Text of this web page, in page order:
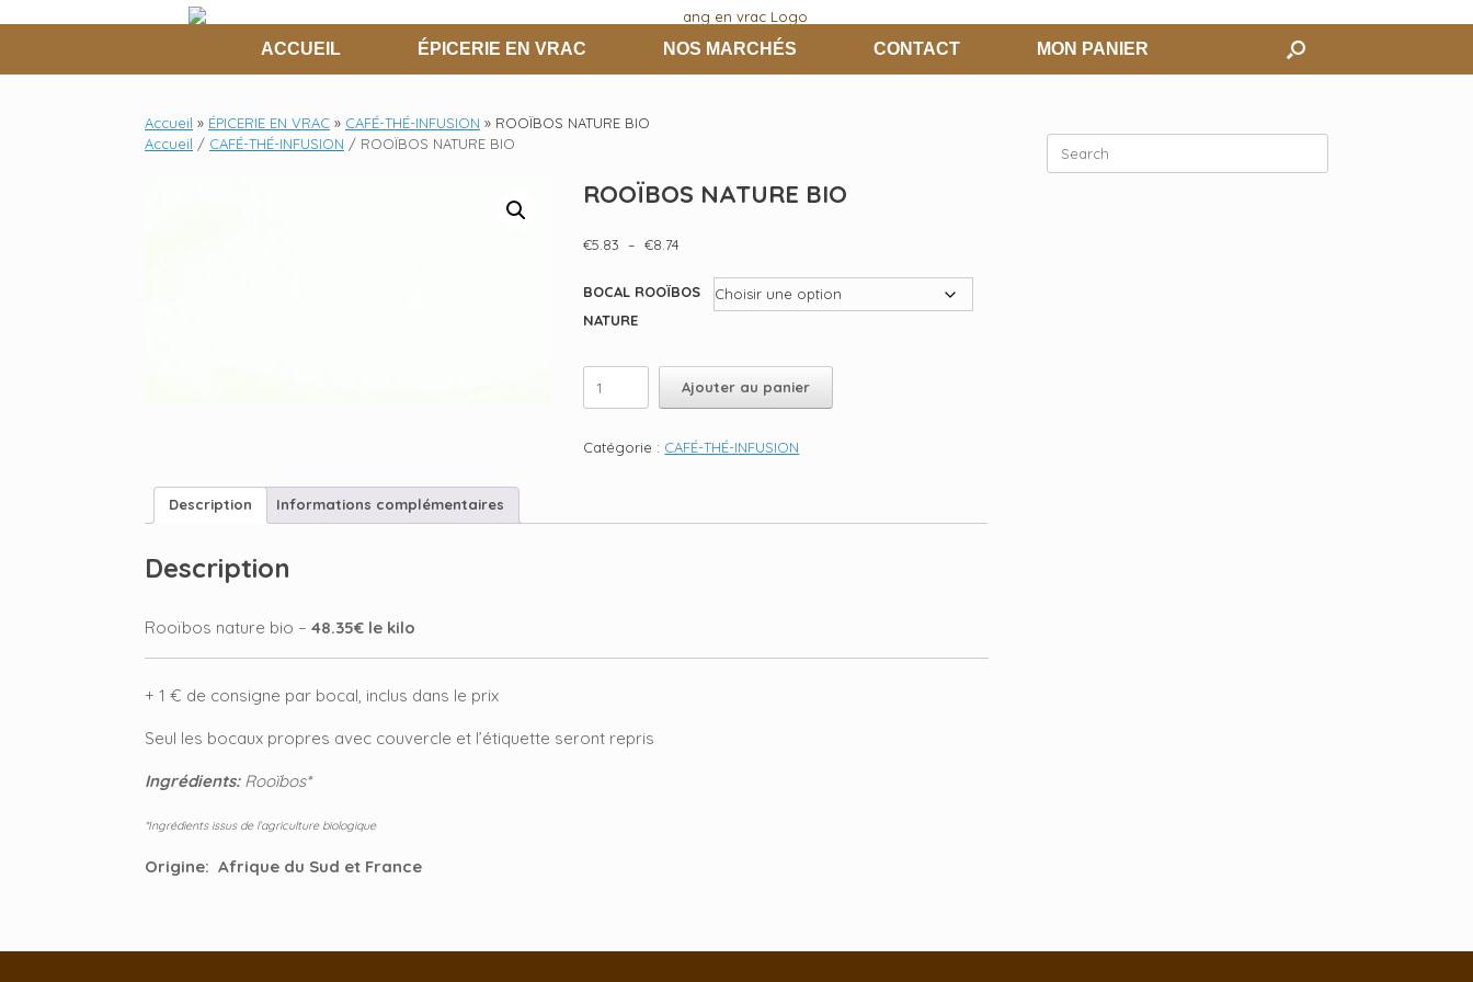
to
ACCUEIL ÉPICERIE EN VRAC NOS MARCHÉS CONTACT MON PANIER
Accueil » ÉPICERIE EN VRAC » CAFÉ-THÉ-INFUSION » ROOÏBOS NATURE BIO
Accueil / CAFÉ-THÉ-INFUSION / ROOÏBOS NATURE BIO
ROOÏBOS NATURE BIO
€5.83 – €8.74
prix :
BOCAL ROOÏBOS
NATURE
quantité
de
BIO
Ajouter au panier
Catégorie : CAFÉ-THÉ-INFUSION
Description Informations complémentaires
Description
Rooïbos nature bio – 48.35€ le kilo
+ 1 € de consigne par bocal, inclus dans le prix
Seul les bocaux propres avec couvercle et l’étiquette seront repris
Ingrédients: Rooïbos*
*Ingrédients issus de l’agriculture biologique
Origine: Afrique du Sud et France
for: